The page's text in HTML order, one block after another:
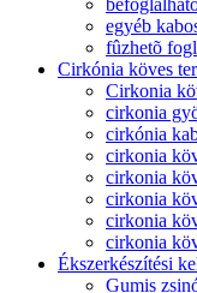
egyéb
fûzhetõ
Cirkónia köves
Cirkonia
cirkonia
cirkónia
cirkonia
cirkonia
cirkonia
cirkonia
cirkonia
Ékszerkészítési
Gumis